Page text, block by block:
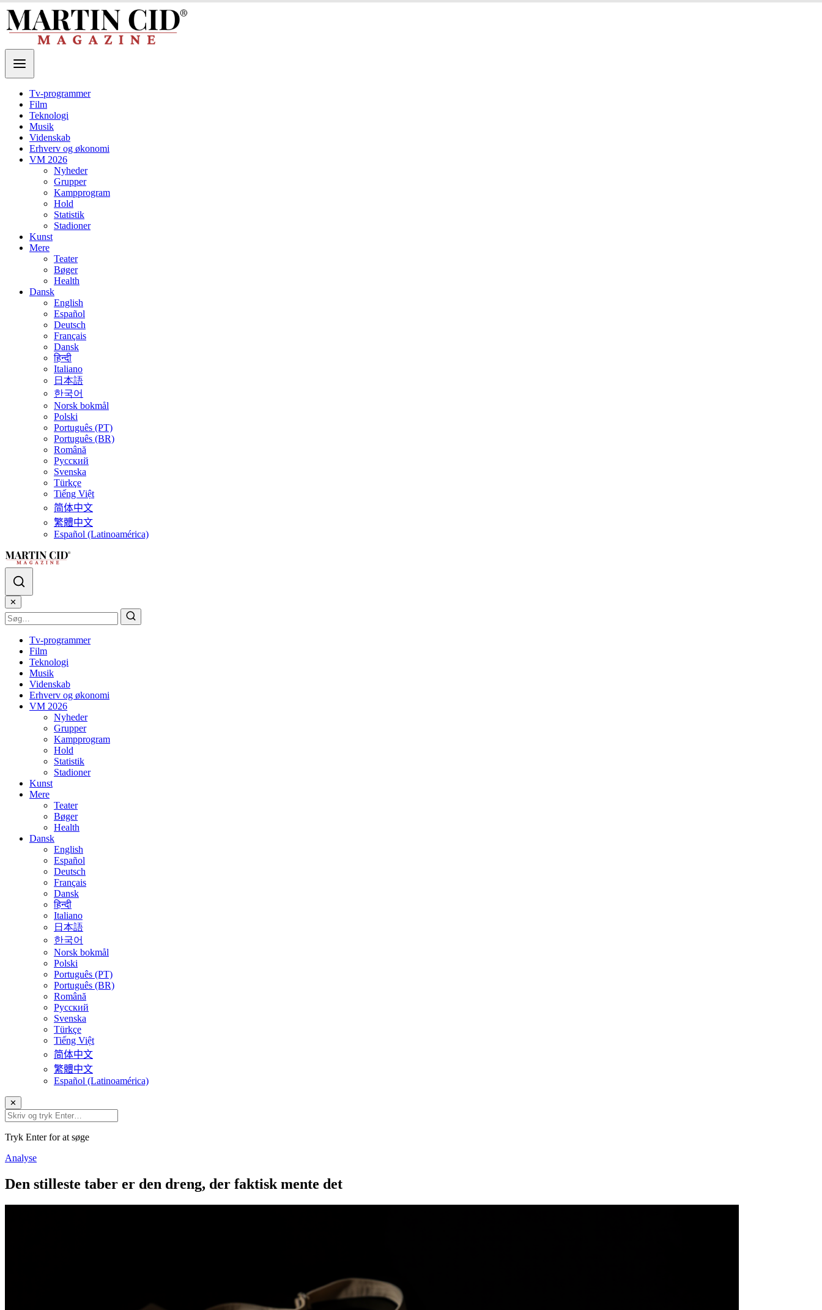
Tv-programmer
Film
Teknologi
Musik
Videnskab
Erhverv og økonomi
VM 2026
Nyheder
Grupper
Kampprogram
Hold
Statistik
Stadioner
Kunst
Mere
Teater
Bøger
Health
Dansk
English
Español
Deutsch
Français
Dansk
हिन्दी
Italiano
日本語
한국어
Norsk bokmål
Polski
Português (PT)
Português (BR)
Română
Русский
Svenska
Türkçe
Tiếng Việt
简体中文
繁體中文
Español (Latinoamérica)
✕
Tv-programmer
Film
Teknologi
Musik
Videnskab
Erhverv og økonomi
VM 2026
Nyheder
Grupper
Kampprogram
Hold
Statistik
Stadioner
Kunst
Mere
Teater
Bøger
Health
Dansk
English
Español
Deutsch
Français
Dansk
हिन्दी
Italiano
日本語
한국어
Norsk bokmål
Polski
Português (PT)
Português (BR)
Română
Русский
Svenska
Türkçe
Tiếng Việt
简体中文
繁體中文
Español (Latinoamérica)
✕
Tryk Enter for at søge
Analyse
Den stilleste taber er den dreng, der faktisk mente det